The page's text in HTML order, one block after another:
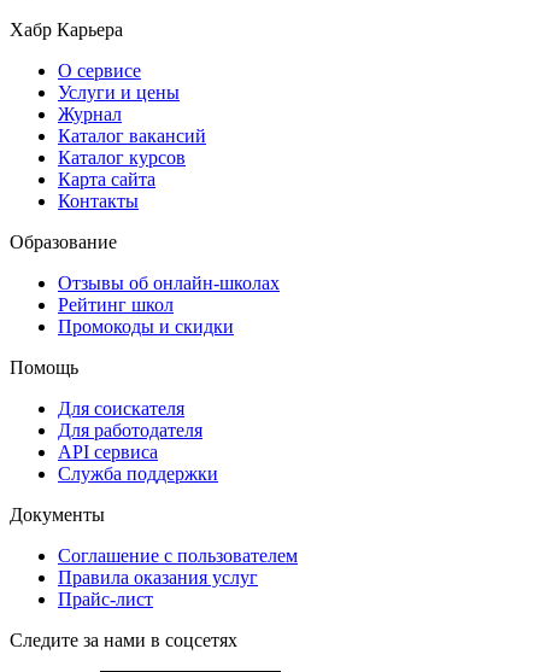
Хабр Карьера
О сервисе
Услуги и цены
Журнал
Каталог вакансий
Каталог курсов
Карта сайта
Контакты
Образование
Отзывы об онлайн-школах
Рейтинг школ
Промокоды и скидки
Помощь
Для соискателя
Для работодателя
API сервиса
Служба поддержки
Документы
Соглашение с пользователем
Правила оказания услуг
Прайс-лист
Следите за нами в соцсетях